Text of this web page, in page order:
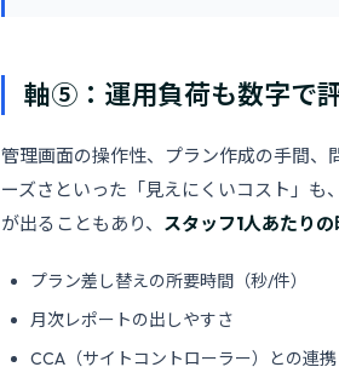
軸⑤：運用負荷も数字で
管理画面の操作性、プラン作成の手間
ーズさといった「見えにくいコスト」も
が出ることもあり、 スタッフ1人あたり
プラン差し替えの所要時間（秒/件）
月次レポートの出しやすさ
CCA（サイトコントローラー）との連